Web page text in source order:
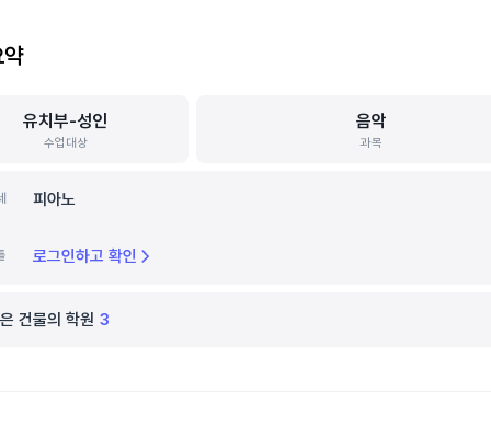
유치부-성인
수업대상
음악
과목
피아노
로그인하고 확인
건물의 학원 3